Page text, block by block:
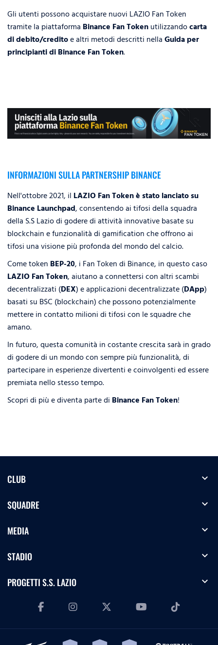
Gli utenti possono acquistare nuovi LAZIO Fan Token
tramite la piattaforma Binance Fan Tokenutilizzandocarta
di debito/creditoe altri metodi descritti nellaGuida per
principianti di Binance Fan Token.
INFORMAZIONI SULLA PARTNERSHIP BINANCE
Nell'ottobre 2021, il LAZIO Fan Token è stato lanciato su
Binance Launchpad, consentendo ai tifosi della squadra
della S.S Lazio di godere di attività innovative basate su
blockchain e funzionalità di gamification che offrono ai
tifosi una visione più profonda del mondo del calcio.
Come token BEP-20, i Fan Token di Binance, in questo caso
LAZIO Fan Token, aiutano a connettersi con altri scambi
decentralizzati (DEX) e applicazioni decentralizzate (DApp)
basati su BSC (blockchain) che possono potenzialmente
mettere in contatto milioni di tifosi con le squadre che
amano.
In futuro, questa comunità in costante crescita sarà in grado
di godere di un mondo con sempre più funzionalità, di
partecipare in esperienze divertenti e coinvolgenti ed essere
premiata nello stesso tempo.
Scopri di più e diventa parte di Binance Fan Token!
CLUB expand_more
SQUADRE expand_more
MEDIA expand_more
STADIO expand_more
PROGETTI S.S. LAZIO expand_more